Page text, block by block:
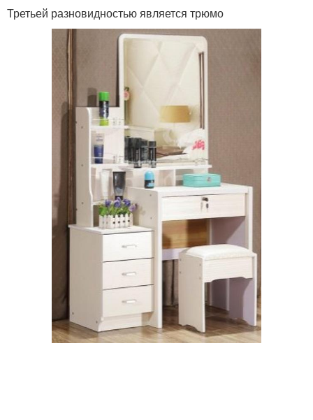
Третьей разновидностью является трюмо